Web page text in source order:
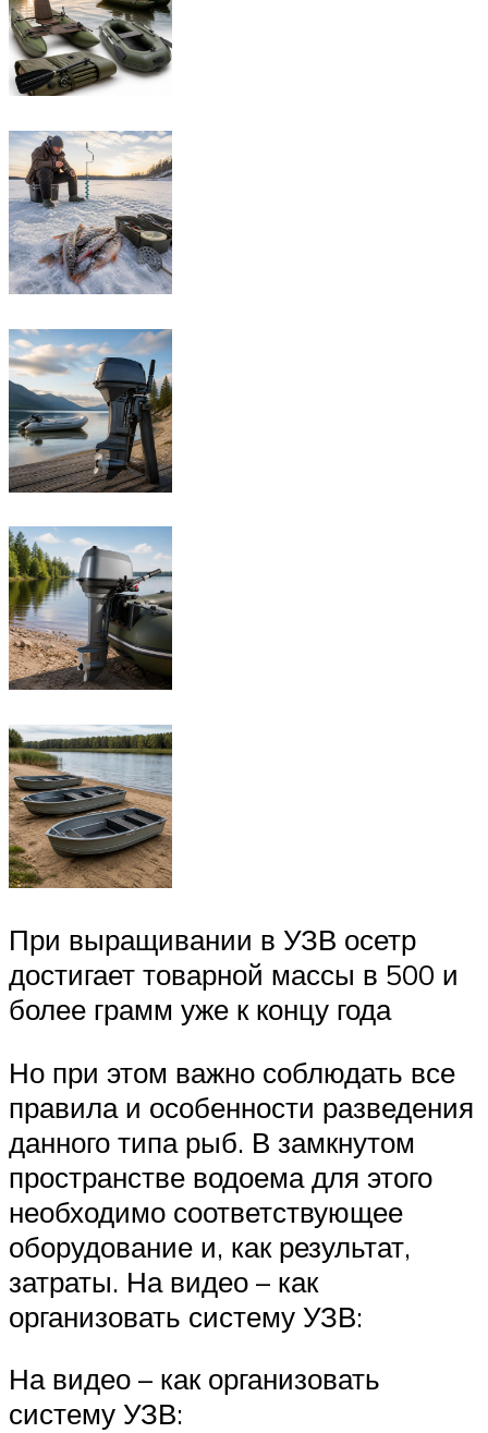
При выращивании в УЗВ осетр
достигает товарной массы в 500 и
более грамм уже к концу года
Но при этом важно соблюдать все
правила и особенности разведения
данного типа рыб. В замкнутом
пространстве водоема для этого
необходимо соответствующее
оборудование и, как результат,
затраты. На видео – как
организовать систему УЗВ:
На видео – как организовать
систему УЗВ: